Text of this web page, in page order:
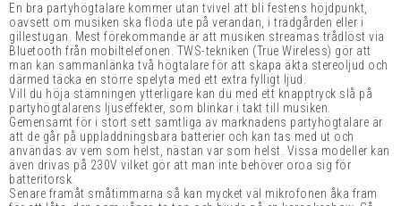
En bra partyhögtalare kommer utan tvivel att bli festens höjdpunkt,
oavsett om musiken ska flöda ute på verandan, i trädgården eller i
gillestugan. Mest förekommande är att musiken streamas trådlöst via
Bluetooth från mobiltelefonen. TWS-tekniken (True Wireless) gör att
man kan sammanlänka två högtalare för att skapa äkta stereoljud och
därmed täcka en större spelyta med ett extra fylligt ljud.
Vill du höja stämningen ytterligare kan du med ett knapptryck slå på
partyhögtalarens ljuseffekter, som blinkar i takt till musiken.
Gemensamt för i stort sett samtliga av marknadens partyhögtalare är
att de går på uppladdningsbara batterier och kan tas med ut och
användas av vem som helst, nästan var som helst. Vissa modeller kan
även drivas på 230V vilket gör att man inte behöver oroa sig för
batteritorsk.
Senare framåt småtimmarna så kan mycket väl mikrofonen åka fram